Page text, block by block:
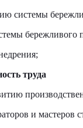
системы
бережливого
труда
и мастеров